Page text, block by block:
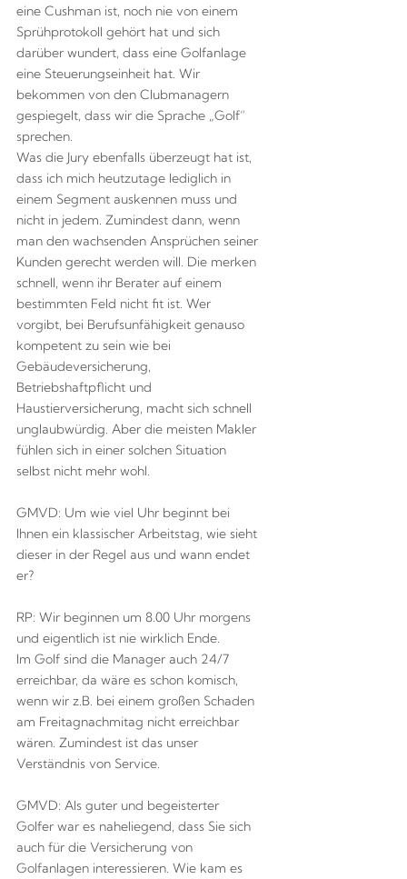
eine Cushman ist, noch nie von einem
Sprühprotokoll gehört hat und sich
darüber wundert, dass eine Golfanlage
eine Steuerungseinheit hat. Wir
bekommen von den Clubmanagern
gespiegelt, dass wir die Sprache „Golf“
sprechen.
Was die Jury ebenfalls überzeugt hat ist,
dass ich mich heutzutage lediglich in
einem Segment auskennen muss und
nicht in jedem. Zumindest dann, wenn
man den wachsenden Ansprüchen seiner
Kunden gerecht werden will. Die merken
schnell, wenn ihr Berater auf einem
bestimmten Feld nicht fit ist. Wer
vorgibt, bei Berufsunfähigkeit genauso
kompetent zu sein wie bei
Gebäudeversicherung,
Betriebshaftpflicht und
Haustierversicherung, macht sich schnell
unglaubwürdig. Aber die meisten Makler
fühlen sich in einer solchen Situation
selbst nicht mehr wohl.
GMVD: Um wie viel Uhr beginnt bei
Ihnen ein klassischer Arbeitstag, wie sieht
dieser in der Regel aus und wann endet
er?
RP: Wir beginnen um 8.00 Uhr morgens
und eigentlich ist nie wirklich Ende.
Im Golf sind die Manager auch 24/7
erreichbar, da wäre es schon komisch,
wenn wir z.B. bei einem großen Schaden
am Freitagnachmitag nicht erreichbar
wären. Zumindest ist das unser
Verständnis von Service.
GMVD: Als guter und begeisterter
Golfer war es naheliegend, dass Sie sich
auch für die Versicherung von
Golfanlagen interessieren. Wie kam es